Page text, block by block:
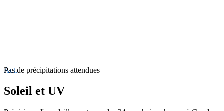
Act.
Pas de précipitations attendues
Soleil et UV